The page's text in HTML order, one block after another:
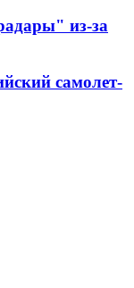
из-за
самолет-